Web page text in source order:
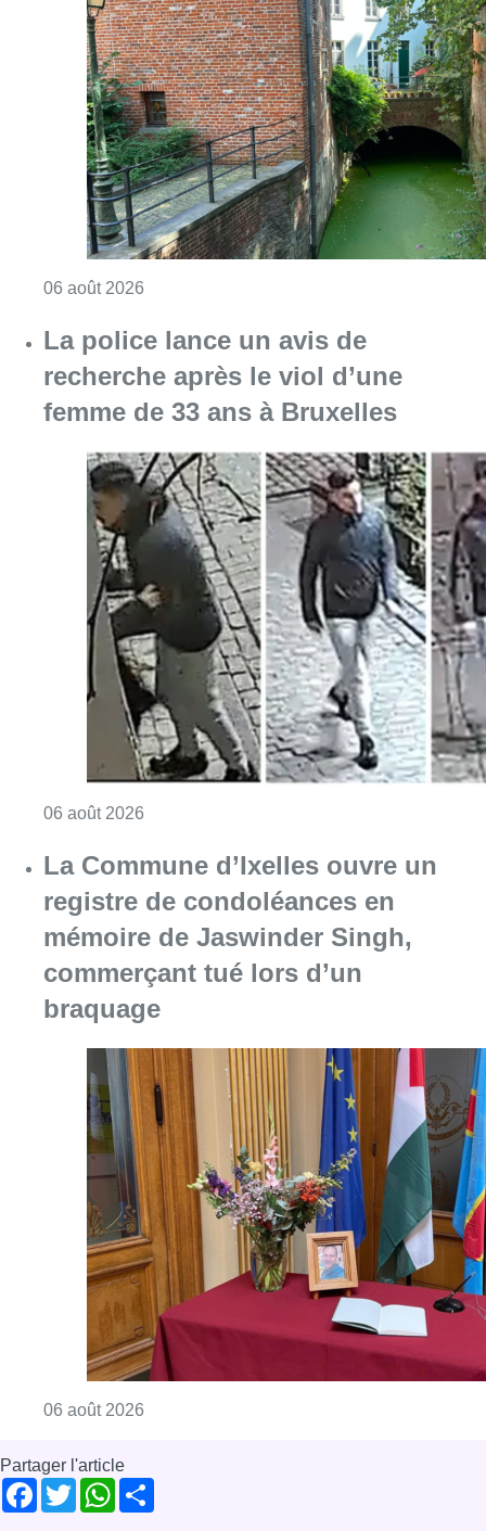
06 août 2026
La police lance un avis de
recherche après le viol d’une
femme de 33 ans à Bruxelles
06 août 2026
La Commune d’Ixelles ouvre un
registre de condoléances en
mémoire de Jaswinder Singh,
commerçant tué lors d’un
braquage
06 août 2026
Partager l'article
Facebook
TwitterWhatsApp